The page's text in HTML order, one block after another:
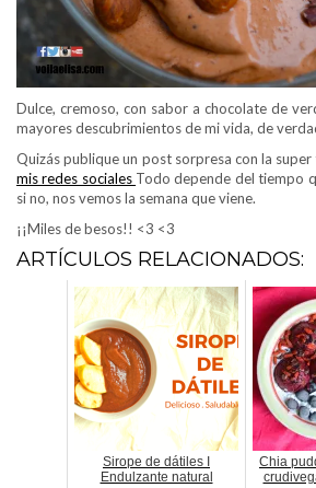
Dulce, cremoso, con sabor a chocolate de
mayores descubrimientos de mi vida, de
Quizás publique un post sorpresa con la
mis redes sociales Todo depende del tiempo
si no, nos vemos la semana que viene.
¡¡Miles de besos!! <3 <3
ARTÍCULOS RELACIONADOS:
Sirope de dátiles I
Endulzante natural
Chia